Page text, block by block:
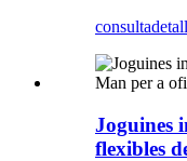
consultadetall
Joguines
flexibles